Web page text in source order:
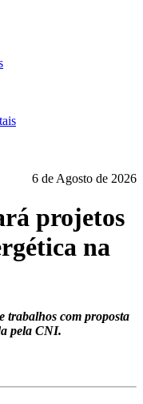
6 de Agosto de 2026
projetos
na
trabalhos com proposta
pela CNI.